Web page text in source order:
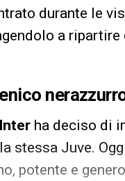
durante le
a ripartire
Inter ha deciso di
stessa Juve.
potente e